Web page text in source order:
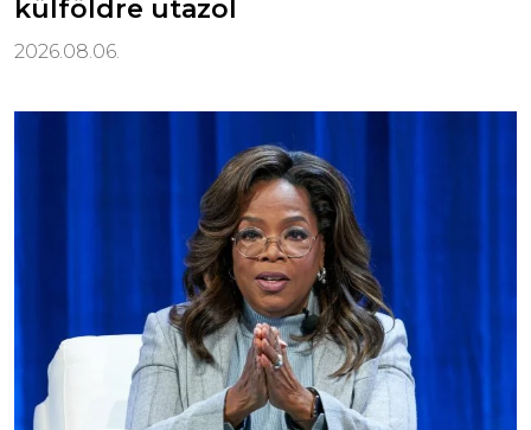
külföldre utazol
2026.08.06.